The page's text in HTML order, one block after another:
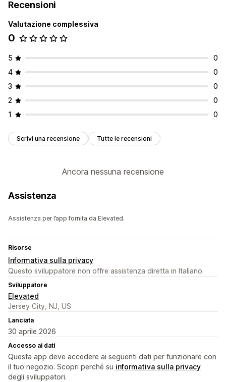
Recensioni
Valutazione complessiva
0
5
0
4
0
3
0
2
0
1
0
Scrivi una recensione Tutte le recensioni
Ancora nessuna recensione
Assistenza
Assistenza per l’app fornita da Elevated.
Risorse
Informativa sulla privacy
Questo sviluppatore non offre assistenza diretta in Italiano.
Sviluppatore
Elevated
Jersey City, NJ, US
Lanciata
30 aprile 2026
Accesso ai dati
Questa app deve accedere ai seguenti dati per funzionare con
il tuo negozio. Scopri perché su informativa sulla privacy
degli sviluppatori.